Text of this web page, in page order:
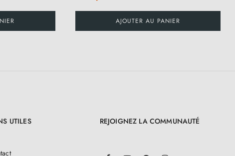
AJOUTER AU PANIER
UTILES REJOIGNEZ LA COMMUNAUTÉ